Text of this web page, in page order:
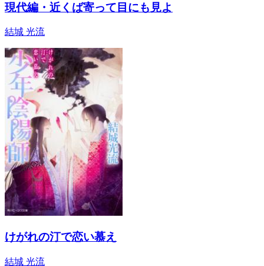
現代編・近くば寄って目にも見よ
結城 光流
けがれの汀で恋い慕え
結城 光流